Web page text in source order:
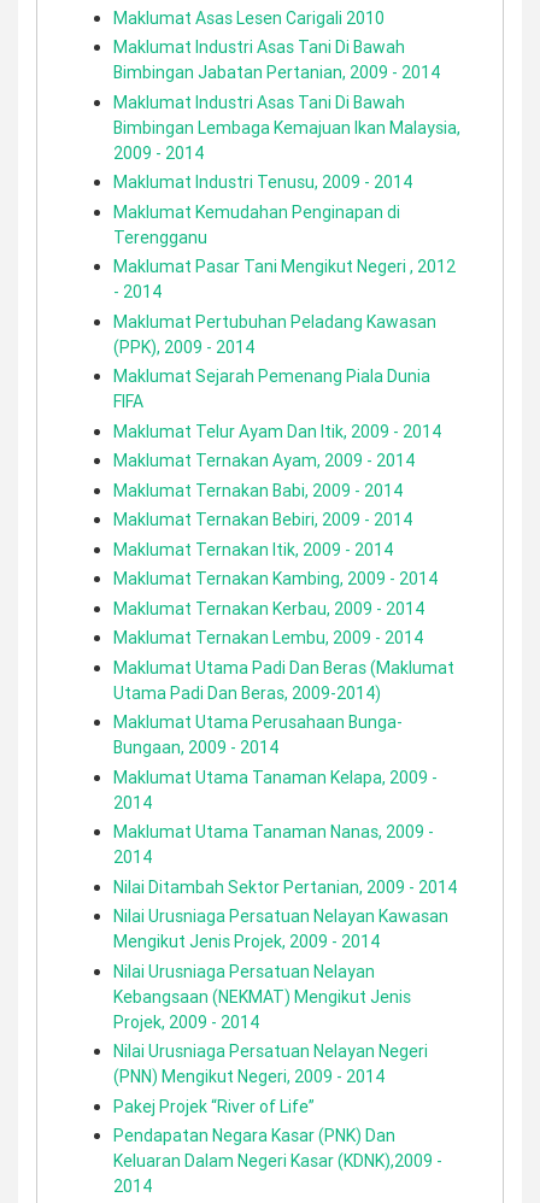
Maklumat Asas Lesen Carigali 2010
Maklumat Industri Asas Tani Di Bawah
Bimbingan Jabatan Pertanian, 2009 - 2014
Maklumat Industri Asas Tani Di Bawah
Bimbingan Lembaga Kemajuan Ikan Malaysia,
2009 - 2014
Maklumat Industri Tenusu, 2009 - 2014
Maklumat Kemudahan Penginapan di
Terengganu
Maklumat Pasar Tani Mengikut Negeri , 2012
- 2014
Maklumat Pertubuhan Peladang Kawasan
(PPK), 2009 - 2014
Maklumat Sejarah Pemenang Piala Dunia
FIFA
Maklumat Telur Ayam Dan Itik, 2009 - 2014
Maklumat Ternakan Ayam, 2009 - 2014
Maklumat Ternakan Babi, 2009 - 2014
Maklumat Ternakan Bebiri, 2009 - 2014
Maklumat Ternakan Itik, 2009 - 2014
Maklumat Ternakan Kambing, 2009 - 2014
Maklumat Ternakan Kerbau, 2009 - 2014
Maklumat Ternakan Lembu, 2009 - 2014
Maklumat Utama Padi Dan Beras (Maklumat
Utama Padi Dan Beras, 2009-2014)
Maklumat Utama Perusahaan Bunga-
Bungaan, 2009 - 2014
Maklumat Utama Tanaman Kelapa, 2009 -
2014
Maklumat Utama Tanaman Nanas, 2009 -
2014
Nilai Ditambah Sektor Pertanian, 2009 - 2014
Nilai Urusniaga Persatuan Nelayan Kawasan
Mengikut Jenis Projek, 2009 - 2014
Nilai Urusniaga Persatuan Nelayan
Kebangsaan (NEKMAT) Mengikut Jenis
Projek, 2009 - 2014
Nilai Urusniaga Persatuan Nelayan Negeri
(PNN) Mengikut Negeri, 2009 - 2014
Pakej Projek “River of Life”
Pendapatan Negara Kasar (PNK) Dan
Keluaran Dalam Negeri Kasar (KDNK),2009 -
2014